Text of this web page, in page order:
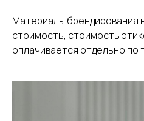
Материалы брендирования
стоимость, стоимость
оплачивается отдельно